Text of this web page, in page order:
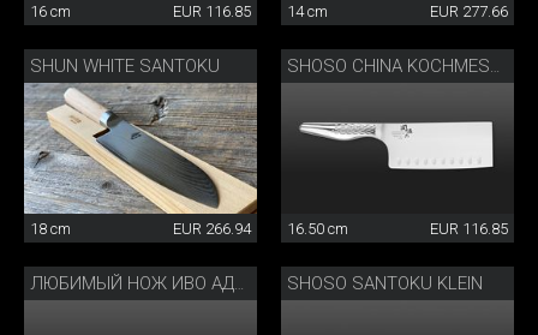
16 cm EUR 116.85 14 cm EUR 277.66
SHUN WHITE SANTOKU
18 cm EUR 266.94
SHOSO CHINA KOCHMESSER
16.50 cm EUR 116.85
SHOSO SANTOKU KLEIN